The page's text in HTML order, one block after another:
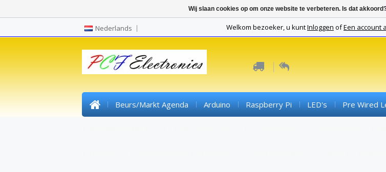
Nederlands Welkom bezoeker, u kuntInloggen ofEen account
Beurs/markt Agenda Arduino Raspberry Pi LED's Pre Wired
Wij slaan cookies op om onze website te verbeteren. Is dat